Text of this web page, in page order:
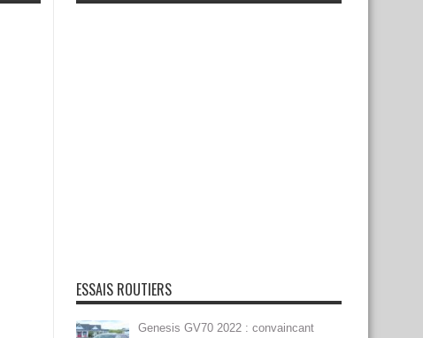
ESSAIS ROUTIERS
Genesis GV70 2022 : convaincant